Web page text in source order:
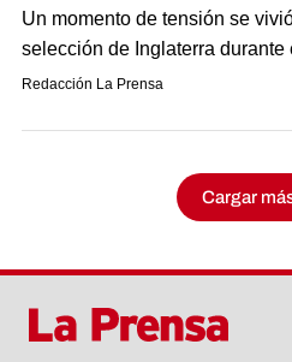
Un momento de tensión se
selección de Inglaterra durante
Redacción La Prensa
Cargar